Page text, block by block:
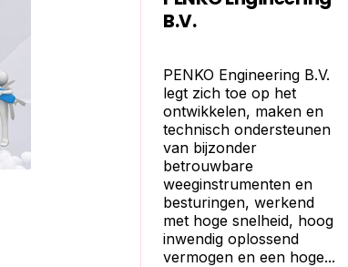
B.V.
PENKO Engineering B.V.
legt zich toe op het
ontwikkelen, maken en
technisch ondersteunen
van bijzonder
betrouwbare
weeginstrumenten en
besturingen, werkend
met hoge snelheid, hoog
inwendig oplossend
vermogen en een hoge...